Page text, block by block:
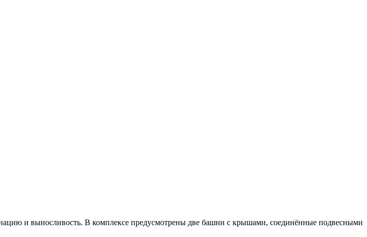
и выносливость. В комплексе предусмотрены две башни с крышами, соединённые подвесными